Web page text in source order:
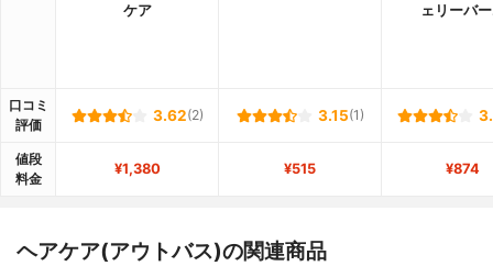
ケア
ェリーバ
口コミ
評価
3.62(2) 3.15(1)
値段
料金
¥1,380 ¥515 ¥874
ヘアケア(アウトバス)の関連商品